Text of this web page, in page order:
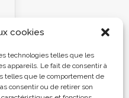
cookies
technologies telles que les
appareils. Le fait de consentir à
telles que le comportement de
consentir ou de retirer son